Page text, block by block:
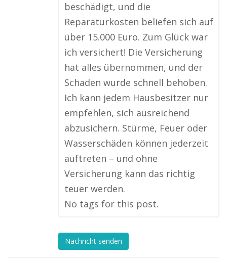
beschädigt, und die
Reparaturkosten beliefen sich auf
über 15.000 Euro. Zum Glück war
ich versichert! Die Versicherung
hat alles übernommen, und der
Schaden wurde schnell behoben.
Ich kann jedem Hausbesitzer nur
empfehlen, sich ausreichend
abzusichern. Stürme, Feuer oder
Wasserschäden können jederzeit
auftreten – und ohne
Versicherung kann das richtig
teuer werden.
No tags for this post.
Nachricht senden